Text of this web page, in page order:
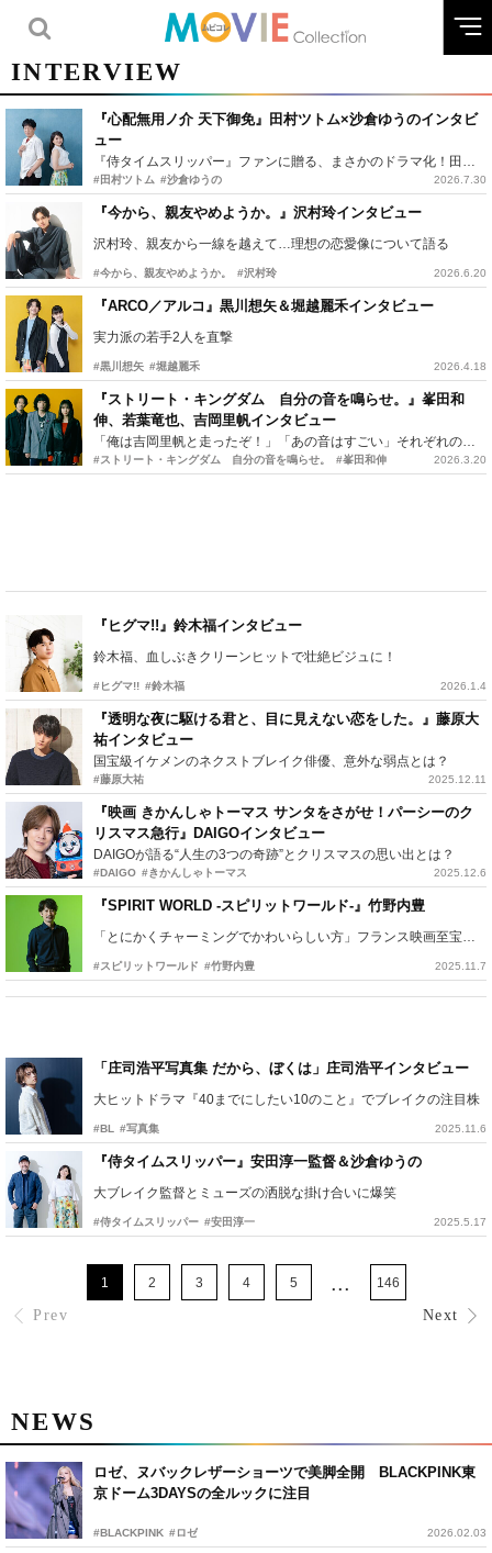
INTERVIEW
『心配無用ノ介 天下御免』田村ツトム×沙倉ゆうのインタビ
ュー
#田村ツトム #沙倉ゆうの 2026.7.30
『今から、親友やめようか。』沢村玲インタビュー
沢村玲、親友から一線を越えて…理想の恋愛像について語る
#今から、親友やめようか。 #沢村玲 2026.6.20
『ARCO／アルコ』黒川想矢＆堀越麗禾インタビュー
実力派の若手2人を直撃
#黒川想矢 #堀越麗禾 2026.4.18
『ストリート・キングダム 自分の音を鳴らせ。』峯田和
伸、若葉竜也、吉岡里帆インタビュー
#ストリート・キングダム 自分の音を鳴らせ。 #峯田和伸 2026.3.20
『ヒグマ!!』鈴木福インタビュー
鈴木福、血しぶきクリーンヒットで壮絶ビジュに！
#ヒグマ!! #鈴木福 2026.1.4
『透明な夜に駆ける君と、目に見えない恋をした。』藤原大
祐インタビュー
国宝級イケメンのネクストブレイク俳優、意外な弱点とは？
#藤原大祐 2025.12.11
『映画 きかんしゃトーマス サンタをさがせ！パーシーのク
リスマス急行』DAIGOインタビュー
DAIGOが語る“人生の3つの奇跡”とクリスマスの思い出とは？
#DAIGO #きかんしゃトーマス 2025.12.6
『SPIRIT WORLD -スピリットワールド-』竹野内豊
「とにかくチャーミングでかわいらしい方」フランス映画至宝との共演語る
#スピリットワールド #竹野内豊 2025.11.7
「庄司浩平写真集 だから、ぼくは」庄司浩平インタビュー
大ヒットドラマ『40までにしたい10のこと』でブレイクの注目株
#BL #写真集 2025.11.6
『侍タイムスリッパー』安田淳一監督＆沙倉ゆうの
大ブレイク監督とミューズの洒脱な掛け合いに爆笑
#侍タイムスリッパー #安田淳一 2025.5.17
Prev
1 2 3 4 5 ... 146
Next
NEWS
ロゼ、ヌバックレザーショーツで美脚全開 BLACKPINK東
京ドーム3DAYSの全ルックに注目
#BLACKPINK #ロゼ 2026.02.03